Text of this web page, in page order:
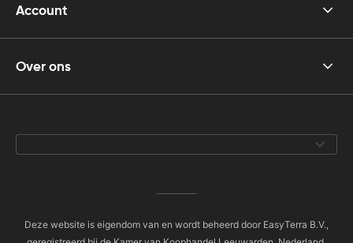
Account
Over ons
Deze website is eigendom van en wordt beheerd door EasyTerra B.V.,